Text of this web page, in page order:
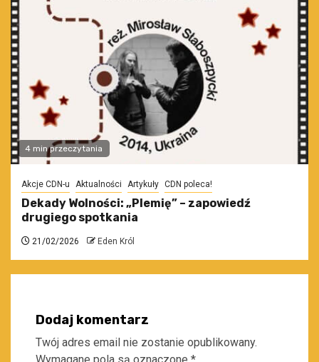
4 min przeczytania
Akcje CDN-u Aktualności Artykuły CDN poleca!
Dekady Wolności: „Plemię” – zapowiedź
drugiego spotkania
21/02/2026 Eden Król
Dodaj komentarz
Twój adres email nie zostanie opublikowany.